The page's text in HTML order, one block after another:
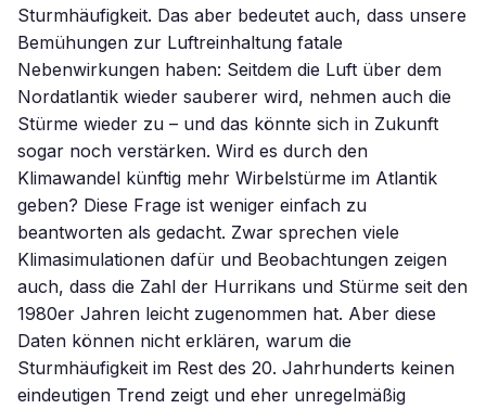
Sturmhäufigkeit. Das aber bedeutet auch, dass unsere
Bemühungen zur Luftreinhaltung fatale
Nebenwirkungen haben: Seitdem die Luft über dem
Nordatlantik wieder sauberer wird, nehmen auch die
Stürme wieder zu – und das könnte sich in Zukunft
sogar noch verstärken. Wird es durch den
Klimawandel künftig mehr Wirbelstürme im Atlantik
geben? Diese Frage ist weniger einfach zu
beantworten als gedacht. Zwar sprechen viele
Klimasimulationen dafür und Beobachtungen zeigen
auch, dass die Zahl der Hurrikans und Stürme seit den
1980er Jahren leicht zugenommen hat. Aber diese
Daten können nicht erklären, warum die
Sturmhäufigkeit im Rest des 20. Jahrhunderts keinen
eindeutigen Trend zeigt und eher unregelmäßig